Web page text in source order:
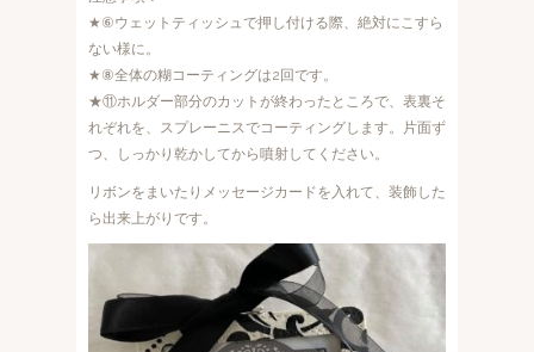
★⑥ウェットティッシュで押し付ける際、絶対にこすら
ない様に。
★⑧全体の糊コーティングは2回です。
★⑪ホルダー部分のカットが終わったところで、表裏そ
れぞれを、スプレーニスでコーティングします。片面ず
つ、しっかり乾かしてから噴射してください。
リボンをまいたりメッセージカードを入れて、装飾した
ら出来上がりです。